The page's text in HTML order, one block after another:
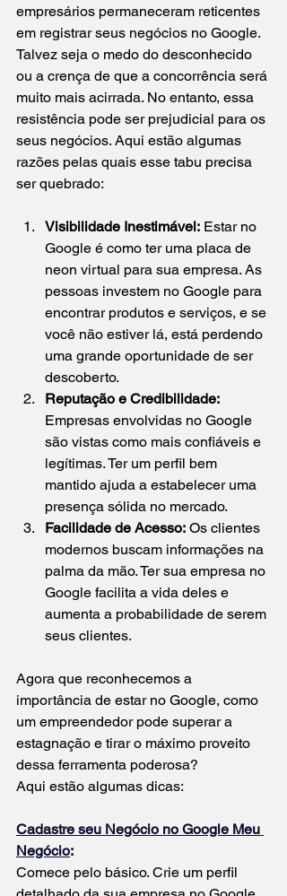
empresários permaneceram reticentes
em registrar seus negócios no Google.
Talvez seja o medo do desconhecido
ou a crença de que a concorrência será
muito mais acirrada. No entanto, essa
resistência pode ser prejudicial para os
seus negócios. Aqui estão algumas
razões pelas quais esse tabu precisa
ser quebrado:
Visibilidade Inestimável: Estar no
Google é como ter uma placa de
neon virtual para sua empresa. As
pessoas investem no Google para
encontrar produtos e serviços, e se
você não estiver lá, está perdendo
uma grande oportunidade de ser
descoberto.
Reputação e Credibilidade:
Empresas envolvidas no Google
são vistas como mais confiáveis ​​e
legítimas. Ter um perfil bem
mantido ajuda a estabelecer uma
presença sólida no mercado.
Facilidade de Acesso: Os clientes
modernos buscam informações na
palma da mão. Ter sua empresa no
Google facilita a vida deles e
aumenta a probabilidade de serem
seus clientes.
Agora que reconhecemos a
importância de estar no Google, como
um empreendedor pode superar a
estagnação e tirar o máximo proveito
dessa ferramenta poderosa?
Aqui estão algumas dicas:
Cadastre seu Negócio no Google Meu
Negócio:
Comece pelo básico. Crie um perfil